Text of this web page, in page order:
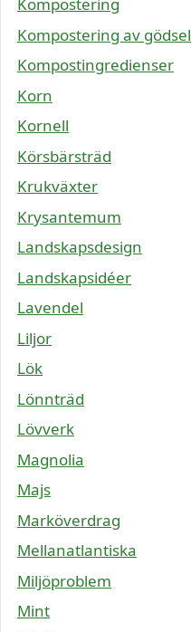
Kompostering av gödsel
Kompostingredienser
Korn
Kornell
Körsbärsträd
Krukväxter
Krysantemum
Landskapsdesign
Landskapsidéer
Lavendel
Liljor
Lök
Lönnträd
Lövverk
Magnolia
Majs
Marköverdrag
Mellanatlantiska
Miljöproblem
Mint